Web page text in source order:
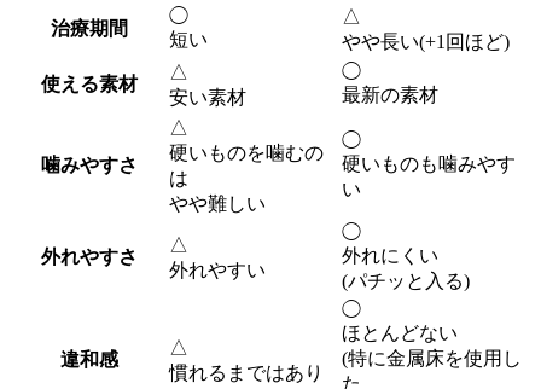
治療期間
◯
短い
△
やや長い(+1回ほど)
使える素材
△
安い素材
◯
最新の素材
噛みやすさ
△
硬いものを噛むの
は
やや難しい
◯
硬いものも噛みやす
い
外れやすさ
△
外れやすい
◯
外れにくい
(パチッと入る)
違和感
△
慣れるまではあり
◯
ほとんどない
(特に金属床を使用し
た